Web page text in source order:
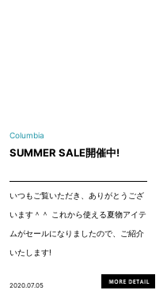
Columbia
SUMMER SALE開催中!
いつもご覧いただき、ありがとうござ
います＾＾ これから使える夏物アイテ
ムがセールになりましたので、ご紹介
いたします!
2020.07.05